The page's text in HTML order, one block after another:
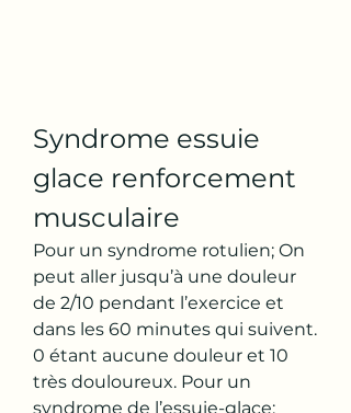
Syndrome essuie
glace renforcement
musculaire
Pour un syndrome rotulien; On
peut aller jusqu’à une douleur
de 2/10 pendant l’exercice et
dans les 60 minutes qui suivent.
0 étant aucune douleur et 10
très douloureux. Pour un
syndrome de l’essuie-glace;